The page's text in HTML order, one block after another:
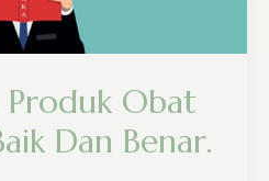
Obat
Dan Benar.